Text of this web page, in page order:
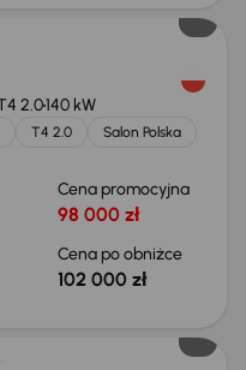
2.0140 kW
T4 2.0
Salon Polska
Cena promocyjna
98 000 zł
Cena po obniżce
102 000 zł